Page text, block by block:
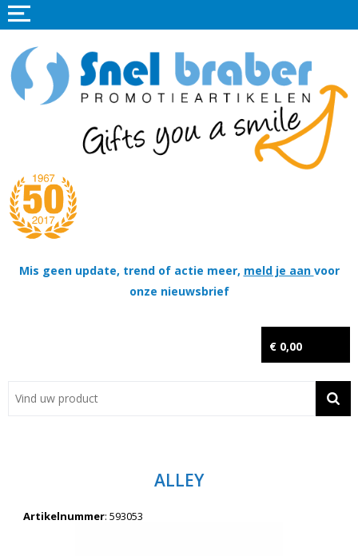
Mis geen update, trend of actie meer, meld je aan voor
onze nieuwsbrief
€ 0,00
Home
Promotieartikelen
Tassen
Thema's
Contact
Wil je snel een advies? Bel nu 053-7920045 of 06-55731304
ALLEY
Artikelnummer: 593053